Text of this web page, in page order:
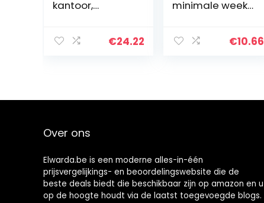
kantoor,
planner, van PU
€24.22
minimale week
dagboek
€10.66
Over ons
Elwarda.be is een moderne alles-in-één
prijsvergelijkings- en beoordelingswebsite die de
beste deals biedt die beschikbaar zijn op amazon en u
op de hoogte houdt via de laatst toegevoegde blogs.